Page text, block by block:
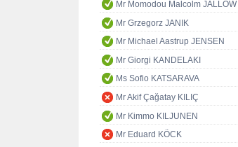
Mr Momodou Malcolm JALLOW
Mr Grzegorz JANIK
Mr Michael Aastrup JENSEN
Mr Giorgi KANDELAKI
Ms Sofio KATSARAVA
Mr Akif Çağatay KILIÇ
Mr Kimmo KILJUNEN
Mr Eduard KÖCK